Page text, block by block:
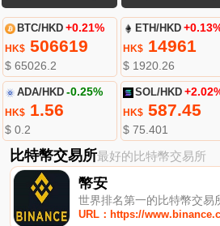
BTC/HKD +0.21%
HK$506619
$ 65026.2
ETH/HKD
HK$ 14961
$ 1920.26
ADA/HKD -0.25%
HK$1.56
$ 0.2
SOL/HKD
HK$ 587.45
$ 75.401
比特幣交易所最好的比特幣交易所
幣安
世界排名第一的比特幣交易
URL：https://